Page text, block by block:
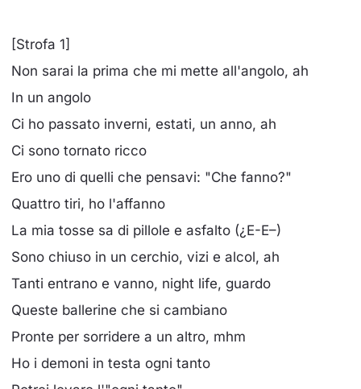
[Strofa 1]
Non sarai la prima che mi mette all'angolo, ah
In un angolo
Ci ho passato inverni, estati, un anno, ah
Ci sono tornato ricco
Ero uno di quelli che pensavi: "Che fanno?"
Quattro tiri, ho l'affanno
La mia tosse sa di pillole e asfalto (¿E-E–)
Sono chiuso in un cerchio, vizi e alcol, ah
Tanti entrano e vanno, night life, guardo
Queste ballerine che si cambiano
Pronte per sorridere a un altro, mhm
Ho i demoni in testa ogni tanto